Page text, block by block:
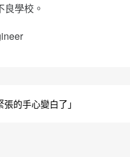
學校。
張的手心變白了」